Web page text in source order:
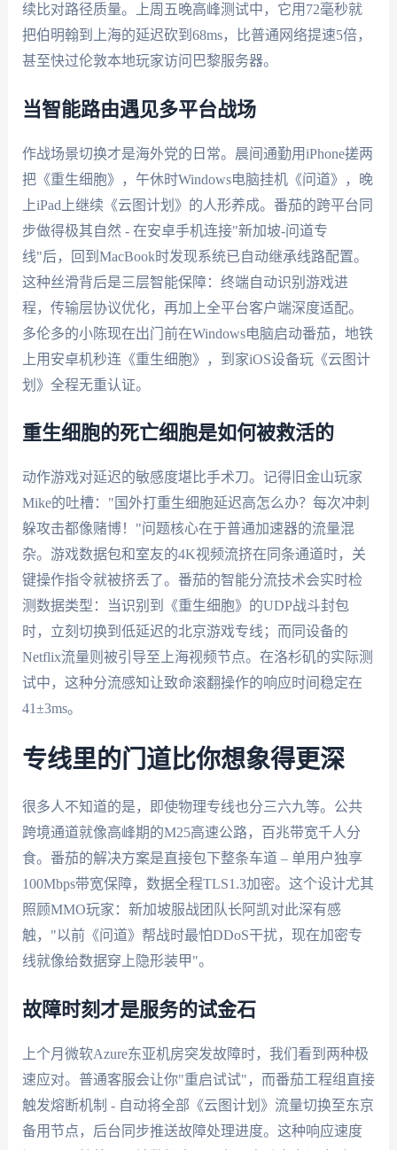
续比对路径质量。上周五晚高峰测试中，它用72毫秒就
把伯明翰到上海的延迟砍到68ms，比普通网络提速5倍，
甚至快过伦敦本地玩家访问巴黎服务器。
当智能路由遇见多平台战场
作战场景切换才是海外党的日常。晨间通勤用iPhone搓两
把《重生细胞》，午休时Windows电脑挂机《问道》，晚
上iPad上继续《云图计划》的人形养成。番茄的跨平台同
步做得极其自然 - 在安卓手机连接"新加坡-问道专
线"后，回到MacBook时发现系统已自动继承线路配置。
这种丝滑背后是三层智能保障：终端自动识别游戏进
程，传输层协议优化，再加上全平台客户端深度适配。
多伦多的小陈现在出门前在Windows电脑启动番茄，地铁
上用安卓机秒连《重生细胞》，到家iOS设备玩《云图计
划》全程无重认证。
重生细胞的死亡细胞是如何被救活的
动作游戏对延迟的敏感度堪比手术刀。记得旧金山玩家
Mike的吐槽："国外打重生细胞延迟高怎么办？每次冲刺
躲攻击都像赌博！"问题核心在于普通加速器的流量混
杂。游戏数据包和室友的4K视频流挤在同条通道时，关
键操作指令就被挤丢了。番茄的智能分流技术会实时检
测数据类型：当识别到《重生细胞》的UDP战斗封包
时，立刻切换到低延迟的北京游戏专线；而同设备的
Netflix流量则被引导至上海视频节点。在洛杉矶的实际测
试中，这种分流感知让致命滚翻操作的响应时间稳定在
41±3ms。
专线里的门道比你想象得更深
很多人不知道的是，即使物理专线也分三六九等。公共
跨境通道就像高峰期的M25高速公路，百兆带宽千人分
食。番茄的解决方案是直接包下整条车道 – 单用户独享
100Mbps带宽保障，数据全程TLS1.3加密。这个设计尤其
照顾MMO玩家：新加坡服战团队长阿凯对此深有感
触，"以前《问道》帮战时最怕DDoS干扰，现在加密专
线就像给数据穿上隐形装甲"。
故障时刻才是服务的试金石
上个月微软Azure东亚机房突发故障时，我们看到两种极
速应对。普通客服会让你"重启试试"，而番茄工程组直接
触发熔断机制 - 自动将全部《云图计划》流量切换至东京
备用节点，后台同步推送故障处理进度。这种响应速度